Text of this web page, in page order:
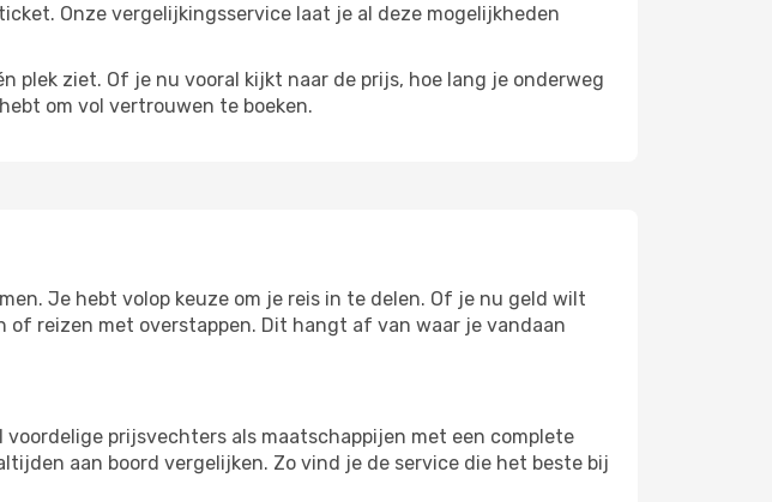
Onze vergelijkingsservice laat je al deze mogelijkheden
plek ziet. Of je nu vooral kijkt naar de prijs, hoe lang je onderweg
om vol vertrouwen te boeken.
Je hebt volop keuze om je reis in te delen. Of je nu geld wilt
reizen met overstappen. Dit hangt af van waar je vandaan
prijsvechters als maatschappijen met een complete
aan boord vergelijken. Zo vind je de service die het beste bij